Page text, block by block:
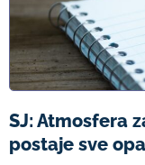
SJ: Atmosfera
postaje sve